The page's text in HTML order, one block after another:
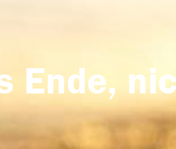
Ende,